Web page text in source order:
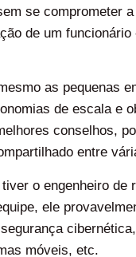
se comprometer
de um funcionário
as pequenas
de escala e
conselhos,
entre
o engenheiro de
ele
móveis, etc.